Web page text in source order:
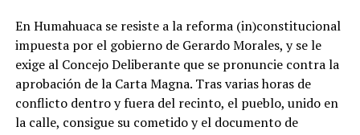
En Humahuaca se resiste a la reforma (in)constitucional
impuesta por el gobierno de Gerardo Morales, y se le
exige al Concejo Deliberante que se pronuncie contra la
aprobación de la Carta Magna. Tras varias horas de
conflicto dentro y fuera del recinto, el pueblo, unido en
la calle, consigue su cometido y el documento de